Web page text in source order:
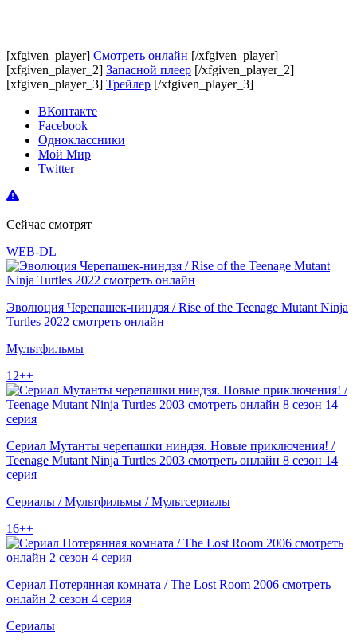
[xfgiven_player] Смотреть онлайн [/xfgiven_player]
[xfgiven_player_2] Запасной плеер [/xfgiven_player_2]
[xfgiven_player_3] Трейлер [/xfgiven_player_3]
ВКонтакте
Facebook
Одноклассники
Мой Мир
Twitter
Сейчас смотрят
WEB-DL
Эволюция Черепашек-ниндзя / Rise of the Teenage Mutant Ninja
Turtles 2022 смотреть онлайн
Мультфильмы
12++
Сериал Мутанты черепашки ниндзя. Новые приключения! /
Teenage Mutant Ninja Turtles 2003 смотреть онлайн 8 сезон 14
серия
Сериалы / Мультфильмы / Мультсериалы
16++
Сериал Потерянная комната / The Lost Room 2006 смотреть
онлайн 2 сезон 4 серия
Сериалы